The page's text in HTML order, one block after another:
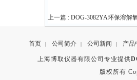
上一篇 : DOG-3082YA环保溶解
首页 | 公司简介 | 公司新闻 | 产品
上海博取仪器有限公司专业提供
版权所有